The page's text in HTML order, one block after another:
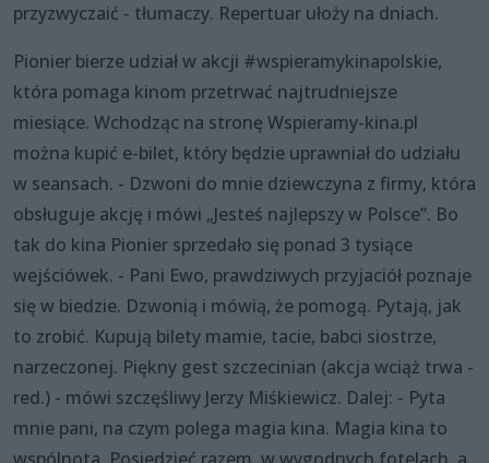
przyzwyczaić - tłumaczy. Repertuar ułoży na dniach.
Pionier bierze udział w akcji #wspieramykinapolskie,
która pomaga kinom przetrwać najtrudniejsze
miesiące. Wchodząc na stronę Wspieramy-kina.pl
można kupić e-bilet, który będzie uprawniał do udziału
w seansach. - Dzwoni do mnie dziewczyna z firmy, która
obsługuje akcję i mówi „Jesteś najlepszy w Polsce”. Bo
tak do kina Pionier sprzedało się ponad 3 tysiące
wejściówek. - Pani Ewo, prawdziwych przyjaciół poznaje
się w biedzie. Dzwonią i mówią, że pomogą. Pytają, jak
to zrobić. Kupują bilety mamie, tacie, babci siostrze,
narzeczonej. Piękny gest szczecinian (akcja wciąż trwa -
red.) - mówi szczęśliwy Jerzy Miśkiewicz. Dalej: - Pyta
mnie pani, na czym polega magia kina. Magia kina to